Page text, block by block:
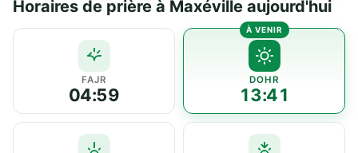
Horaires de prière à Maxéville aujourd'hui
FAJR
04:59
DOHR
13:41